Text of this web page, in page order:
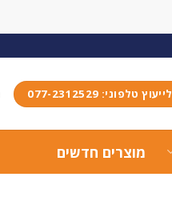
לייעוץ טלפוני: 077-2312529
מוצרים חדשים